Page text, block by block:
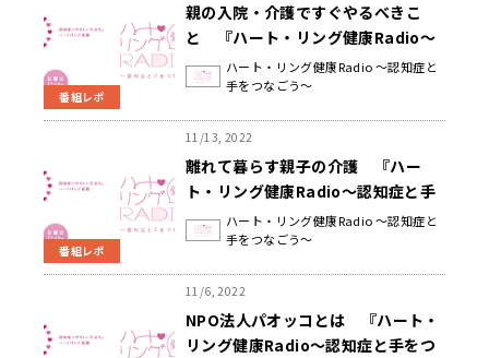
番組レポ
親の入院・介護ですぐやるべきこ
と 『ハート・リング健康Radio～
認知症と手をつなごう〜 』
ハート・リング健康Radio ～認知症と
手をつなごう～
番組レポ
11/13, 2022
離れて暮らす親子の介護 『ハー
ト・リング健康Radio～認知症と手
をつなごう〜 』
ハート・リング健康Radio ～認知症と
手をつなごう～
11/6, 2022
NPO法人パオッコとは 『ハート・
リング健康Radio～認知症と手をつ